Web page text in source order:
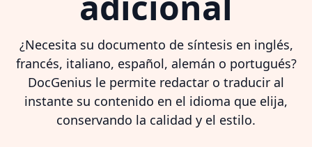
¿Necesita su documento de síntesis en inglés,
francés, italiano, español, alemán o portugués?
DocGenius le permite redactar o traducir al
instante su contenido en el idioma que elija,
conservando la calidad y el estilo.